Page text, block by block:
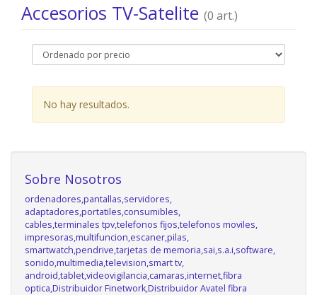
Accesorios TV-Satelite (0 art.)
No hay resultados.
Sobre Nosotros
ordenadores,pantallas,servidores,
adaptadores,portatiles,consumibles,
cables,terminales tpv,telefonos fijos,telefonos moviles,
impresoras,multifuncion,escaner,pilas,
smartwatch,pendrive,tarjetas de memoria,sai,s.a.i,software,
sonido,multimedia,television,smart tv,
android,tablet,videovigilancia,camaras,internet,fibra
optica,Distribuidor Finetwork,Distribuidor Avatel fibra